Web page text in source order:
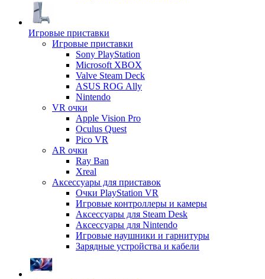
Игровые приставки
Игровые приставки
Sony PlayStation
Microsoft XBOX
Valve Steam Deck
ASUS ROG Ally
Nintendo
VR очки
Apple Vision Pro
Oculus Quest
Pico VR
AR очки
Ray Ban
Xreal
Аксессуары для приставок
Очки PlayStation VR
Игровые контроллеры и камеры
Аксессуары для Steam Desk
Аксессуары для Nintendo
Игровые наушники и гарнитуры
Зарядные устройства и кабели